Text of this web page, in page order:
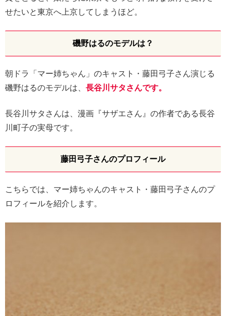
せたいと東京へ上京してしまうほど。
磯野はるのモデルは？
朝ドラ「マー姉ちゃん」のキャスト・藤田弓子さん演じる
磯野はるのモデルは、 長谷川サタさんです。
長谷川サタさんは、漫画『サザエさん』の作者である長谷
川町子の実母です。
藤田弓子さんのプロフィール
こちらでは、マー姉ちゃんのキャスト・藤田弓子さんのプ
ロフィールを紹介します。